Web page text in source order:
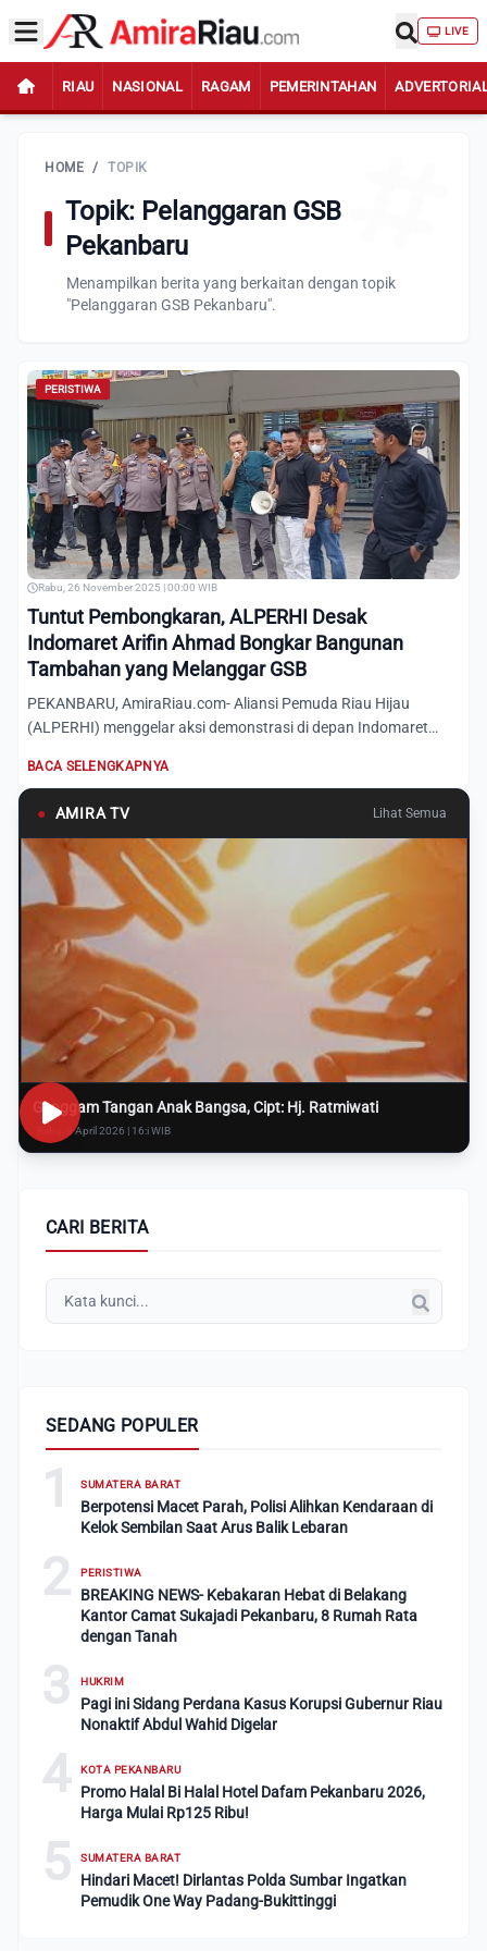
LIVE
RIAU NASIONAL RAGAM PEMERINTAHAN
HOME / TOPIK
Topik: Pelanggaran GSB
Pekanbaru
Menampilkan berita yang berkaitan dengan topik
"Pelanggaran GSB Pekanbaru".
PERISTIWA
Rabu, 26 November 2025 | 00:00 WIB
Tuntut Pembongkaran, ALPERHI Desak
Indomaret Arifin Ahmad Bongkar Bangunan
Tambahan yang Melanggar GSB
PEKANBARU, AmiraRiau.com- Aliansi Pemuda Riau Hijau
(ALPERHI) menggelar aksi demonstrasi di depan Indomaret
BACA SELENGKAPNYA
● AMIRA TV Lihat Semua
Genggam Tangan Anak Bangsa, Cipt: Hj. Ratmiwati
Rabu, 8 April 2026 | 16:i WIB
CARI BERITA
SEDANG POPULER
1 SUMATERA BARAT
Berpotensi Macet Parah, Polisi Alihkan Kendaraan di
Kelok Sembilan Saat Arus Balik Lebaran
2 PERISTIWA
BREAKING NEWS- Kebakaran Hebat di Belakang
Kantor Camat Sukajadi Pekanbaru, 8 Rumah Rata
dengan Tanah
3 HUKRIM
Pagi ini Sidang Perdana Kasus Korupsi Gubernur Riau
Nonaktif Abdul Wahid Digelar
4 KOTA PEKANBARU
Promo Halal Bi Halal Hotel Dafam Pekanbaru 2026,
Harga Mulai Rp125 Ribu!
5 SUMATERA BARAT
Hindari Macet! Dirlantas Polda Sumbar Ingatkan
Pemudik One Way Padang-Bukittinggi